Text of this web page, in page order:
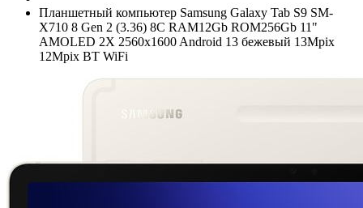
Планшетный компьютер Samsung Galaxy Tab S9 SM-
X710 8 Gen 2 (3.36) 8C RAM12Gb ROM256Gb 11"
AMOLED 2X 2560x1600 Android 13 бежевый 13Mpix
12Mpix BT WiFi